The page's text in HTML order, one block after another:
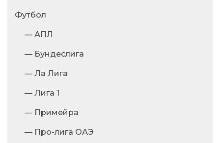
Футбол
— АПЛ
— Бундеслига
— Ла Лига
— Лига 1
— Примейра
— Про-лига ОАЭ